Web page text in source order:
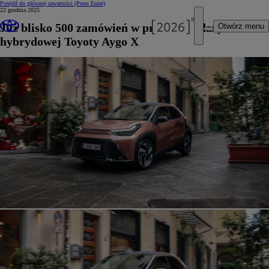
Przejdź do głównej zawartości (Press Enter)
Otwórz menu
22 grudnia 2025
Już blisko 500 zamówień w przedsprzedaży
hybrydowej Toyoty Aygo X